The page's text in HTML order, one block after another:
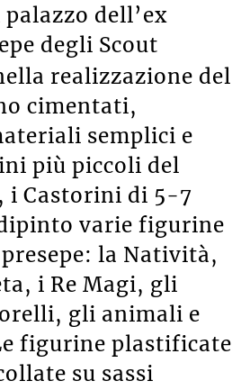
dell’ex
degli Scout
realizzazione del
cimentati,
semplici e
più piccoli del
i Castorini di 5-7
varie figurine
la Natività,
i Re Magi, gli
gli animali e
figurine plastificate
su sassi